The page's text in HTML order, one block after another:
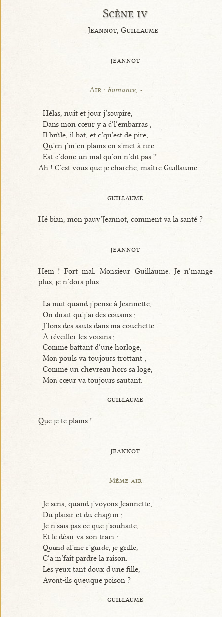
Scène iv
Jeannot, Guillaume
jeannot
Air : Romance,
Hélas, nuit et jour j’soupire,
Dans mon cœur y a d’l’embarras ;
Il brûle, il bat, et c’qu’est de pire,
Qu’en j’m’en plains on s’met à rire.
Est-c’donc un mal qu’on n’dit pas ?
Ah ! C’est vous que je charche, maître Guillaume
guillaume
Hé bian, mon pauv’Jeannot, comment va la santé ?
jeannot
Hem ! Fort mal, Monsieur Guillaume. Je n’mange
plus, je n’dors plus.
La nuit quand j’pense à Jeannette,
On dirait qu’j’ai des cousins ;
J’fons des sauts dans ma couchette
À réveiller les voisins ;
Comme battant d’une horloge,
Mon pouls va toujours trottant ;
Comme un chevreau hors sa loge,
Mon cœur va toujours sautant.
guillaume
Que je te plains !
jeannot
Même air
Je sens, quand j’voyons Jeannette,
Du plaisir et du chagrin ;
Je n’sais pas ce que j’souhaite,
Et le désir va son train :
Quand al’me r’garde, je grille,
C’a m’fait pardre la raison.
Les yeux tant doux d’une fille,
Avont-ils queuque poison ?
guillaume